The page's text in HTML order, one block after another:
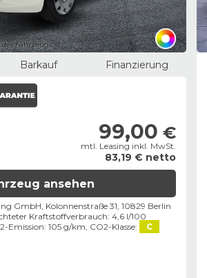
Fahrzeugs
Barkauf Finanzierung
99,00 €
mtl. Leasing inkl. MwSt.
83,19 € netto
ansehen
GmbH, Kolonnenstraße 31, 10829 Berlin
Kraftstoffverbrauch: 4,6 l/100
Emission: 105 g/km, CO2-Klasse: C